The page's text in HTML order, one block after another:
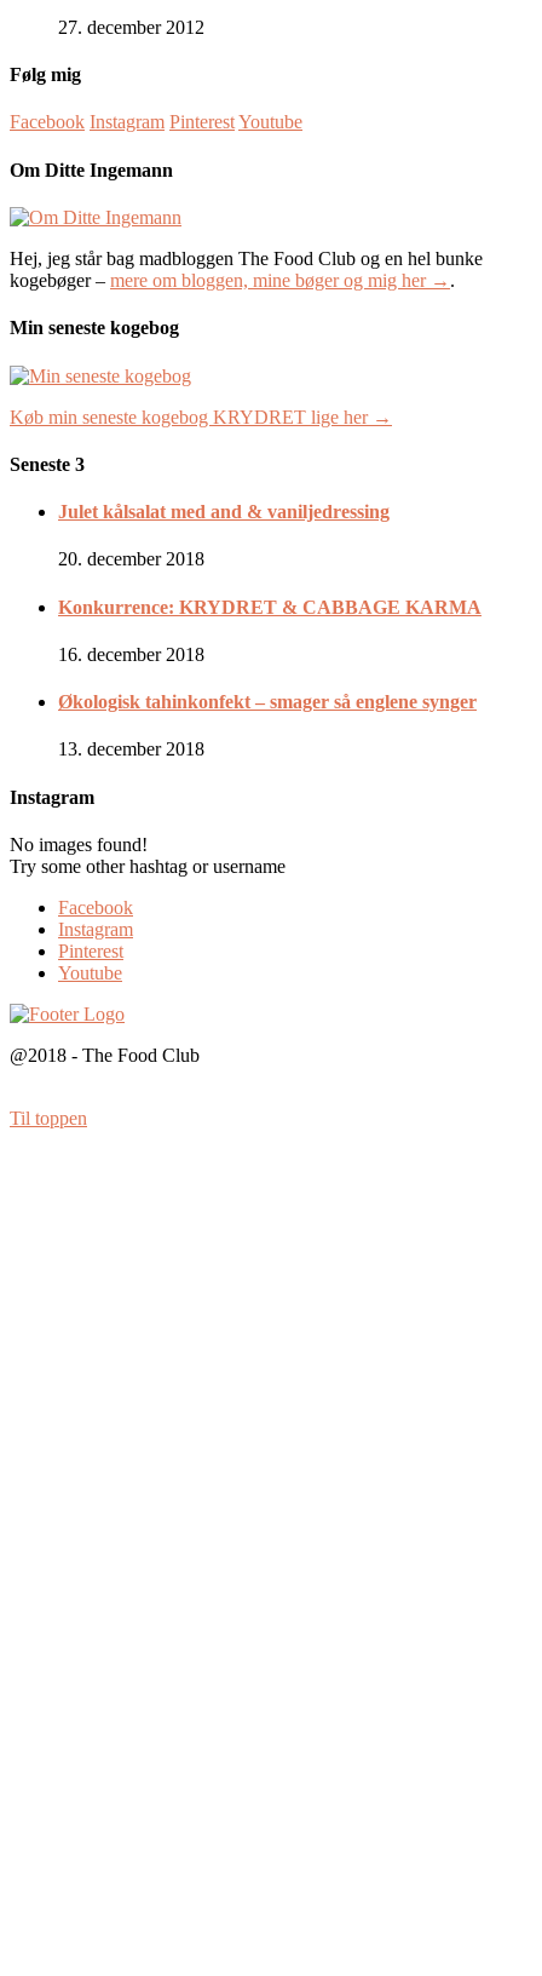
27. december 2012
Følg mig
Facebook Instagram PinterestYoutube
Om Ditte Ingemann
Hej, jeg står bag madbloggen The Food Club og en hel bunke
kogebøger – mere om bloggen, mine bøger og mig her → .
Min seneste kogebog
Køb min seneste kogebog KRYDRET lige her →
Seneste 3
Julet kålsalat med and & vaniljedressing
20. december 2018
Konkurrence: KRYDRET & CABBAGE KARMA
16. december 2018
Økologisk tahinkonfekt – smager så englene synger
13. december 2018
Instagram
No images found!
Try some other hashtag or username
Facebook
Instagram
Pinterest
Youtube
@2018 - The Food Club
Til toppen